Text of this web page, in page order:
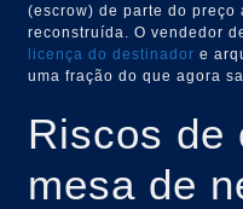
(escrow) de parte do preço
reconstruída. O vendedor
licença do destinador e
uma fração do que agora
Riscos de
mesa de